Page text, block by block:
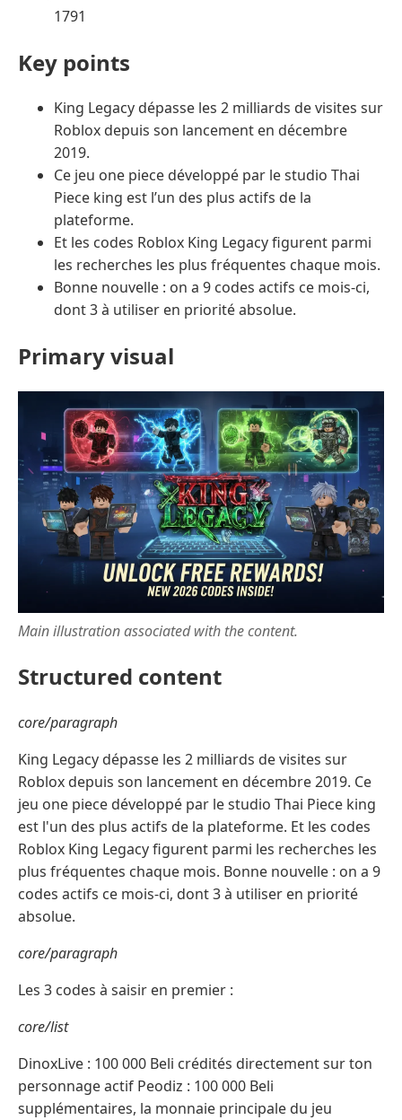
1791
Key points
King Legacy dépasse les 2 milliards de visites sur
Roblox depuis son lancement en décembre
2019.
Ce jeu one piece développé par le studio Thai
Piece king est l’un des plus actifs de la
plateforme.
Et les codes Roblox King Legacy figurent parmi
les recherches les plus fréquentes chaque mois.
Bonne nouvelle : on a 9 codes actifs ce mois-ci,
dont 3 à utiliser en priorité absolue.
Primary visual
Main illustration associated with the content.
Structured content
core/paragraph
King Legacy dépasse les 2 milliards de visites sur
Roblox depuis son lancement en décembre 2019. Ce
jeu one piece développé par le studio Thai Piece king
est l'un des plus actifs de la plateforme. Et les codes
Roblox King Legacy figurent parmi les recherches les
plus fréquentes chaque mois. Bonne nouvelle : on a 9
codes actifs ce mois-ci, dont 3 à utiliser en priorité
absolue.
core/paragraph
Les 3 codes à saisir en premier :
core/list
DinoxLive : 100 000 Beli crédités directement sur ton
personnage actif Peodiz : 100 000 Beli
supplémentaires, la monnaie principale du jeu